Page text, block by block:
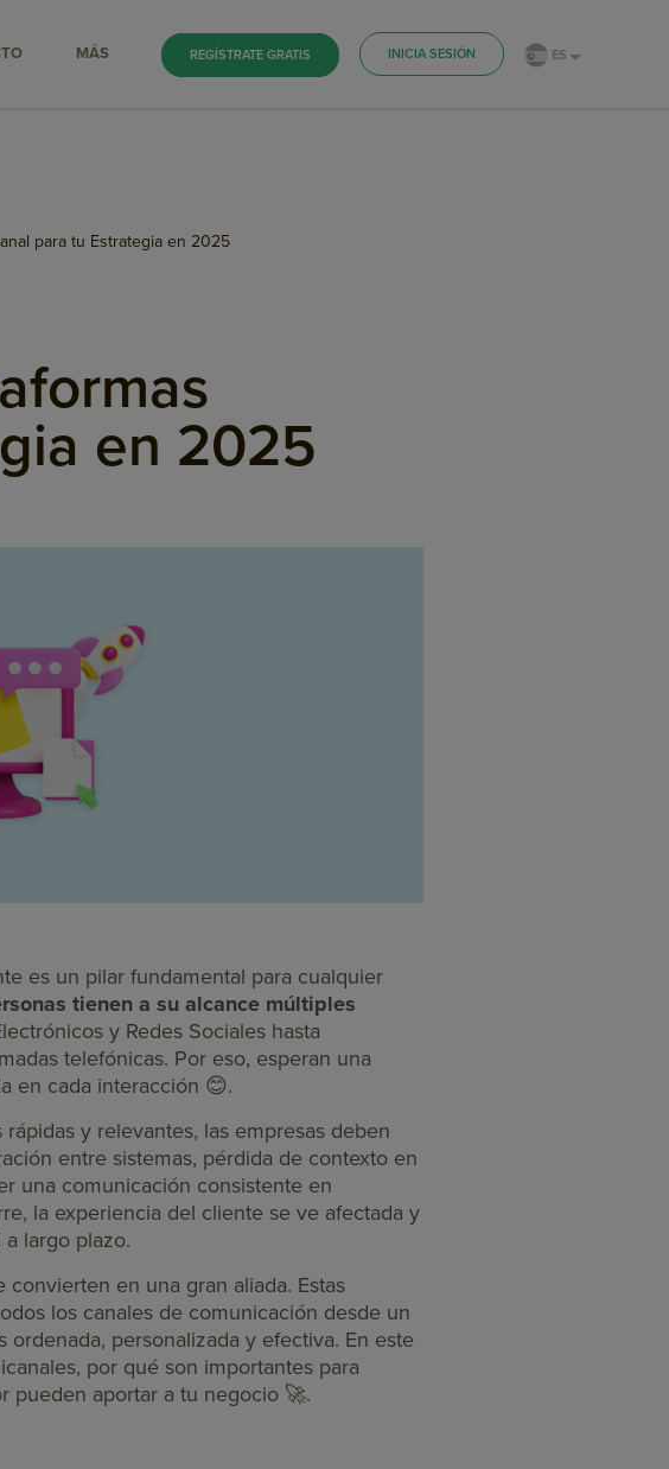
MÁS REGÍSTRATE GRATIS INICIA SESIÓN ES
para tu Estrategia en 2025
en 2025
es un pilar fundamental para cualquier
tienen a su alcance múltiples
y Redes Sociales hasta
telefónicas. Por eso, esperan una
en cada interacción 😊.
y relevantes, las empresas deben
entre sistemas, pérdida de contexto en
una comunicación consistente en
la experiencia del cliente se ve afectada y
largo plazo.
convierten en una gran aliada. Estas
los canales de comunicación desde un
personalizada y efectiva. En este
por qué son importantes para
pueden aportar a tu negocio 🚀.